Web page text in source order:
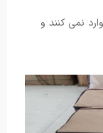
نمی کنند و